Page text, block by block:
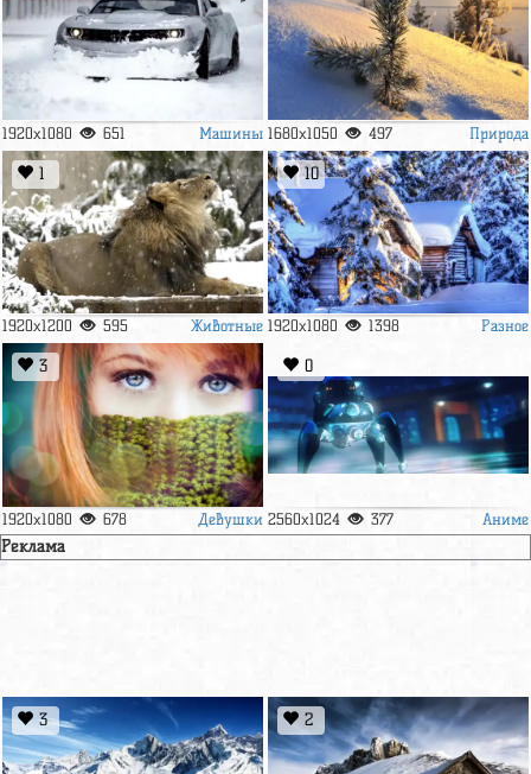
1920x1080 651 Машины 1680x1050 497 Природа
1
1920x1200 595 Животные
10
1920x1080 1398 Разное
3
1920x1080 678 Девушки
0
2560x1024 377 Аниме
Реклама
3 2